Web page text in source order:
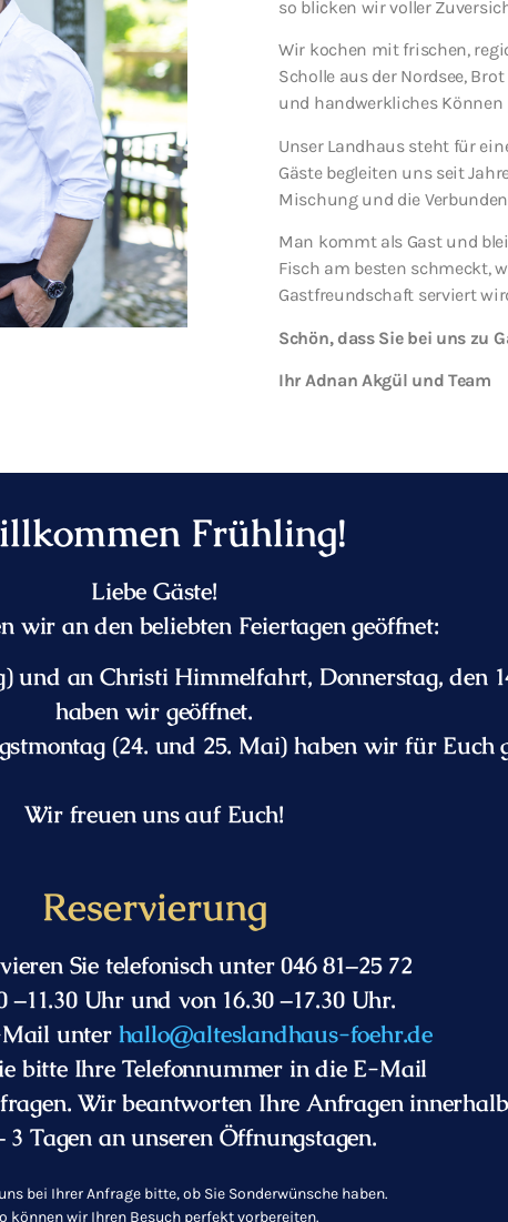
so blicken wir voller
Wir kochen mit frischen,
Scholle aus der Nordsee,
und handwerkliches Können
Unser Landhaus steht für
Gäste begleiten uns seit
Mischung und die
Man kommt als Gast und
Fisch am besten schmeckt,
Gastfreundschaft serviert
Schön, dass Sie bei uns zu
Ihr Adnan Akgül und Team
Frühling!
Liebe Gäste!
wir an den beliebten Feiertagen geöffnet:
und an Christi Himmelfahrt, Donnerstag, den
haben wir geöffnet.
(24. und 25. Mai) haben wir für Euch
Wir freuen uns auf Euch!
Reservierung
Sie telefonisch unter 046 81–25 72
–11.30 Uhr und von 16.30 –17.30 Uhr.
unter hallo@alteslandhaus-foehr.de
bitte Ihre Telefonnummer in die E-Mail
Wir beantworten Ihre Anfragen innerhalb
3 Tagen an unseren Öffnungstagen.
bei Ihrer Anfrage bitte, ob Sie Sonderwünsche haben.
können wir Ihren Besuch perfekt vorbereiten.